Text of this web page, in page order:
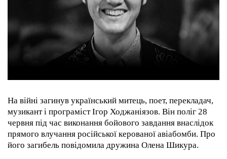
На війні загинув український митець, поет, перекладач,
музикант і програміст Ігор Ходжаніязов. Він поліг 28
червня під час виконання бойового завдання внаслідок
прямого влучання російської керованої авіабомби. Про
його загибель повідомила дружина Олена Шикура.